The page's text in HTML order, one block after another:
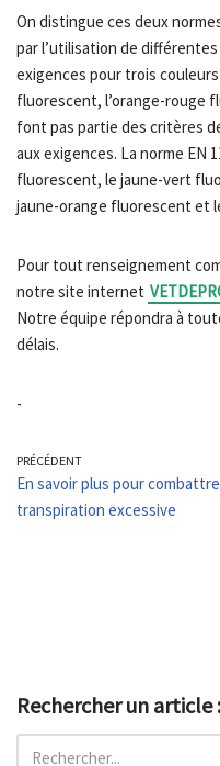
On distingue ces deux
par l’utilisation de
exigences pour trois
fluorescent, l’orange-rouge
font pas partie des critères
aux exigences. La norme EN
fluorescent, le jaune-vert
jaune-orange fluorescent et
Pour tout renseignement
notre site internet
Notre équipe répondra à
délais.
-
PRÉCÉDENT
En savoir plus pour
transpiration excessive
Rechercher un article :